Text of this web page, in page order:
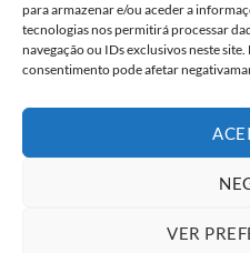
para armazenar e/ou aceder a
tecnologias nos permitirá processar
navegação ou IDs exclusivos neste
consentimento pode afetar
VER